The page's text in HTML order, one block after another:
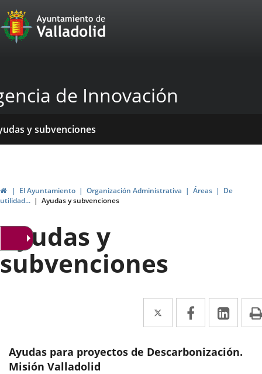
Portal
Web
Ayuntamiento
de
Valladolid
de Innovación
y subvenciones
InicioEl Ayuntamiento Organización Administrativa Áreas
De
utilidad...
Ayudas y subvenciones
Ayudas y
subvenciones
Twitter
Enlace
a
una
Facebook
Enlace
a
una
a
una
Ayudas para proyectos de Descarbonización.
Misión Valladolid